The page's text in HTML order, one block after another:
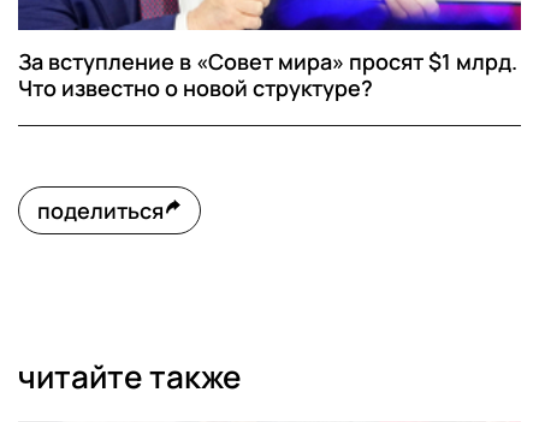
За вступление в «Совет мира» просят $1 млрд.
Что известно о новой структуре?
поделиться
читайте также